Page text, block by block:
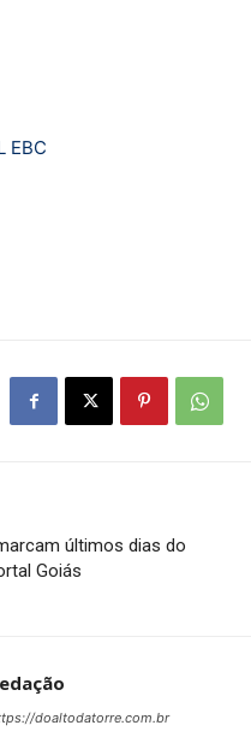
EBC
últimos dias do
Goiás
doaltodatorre.com.br